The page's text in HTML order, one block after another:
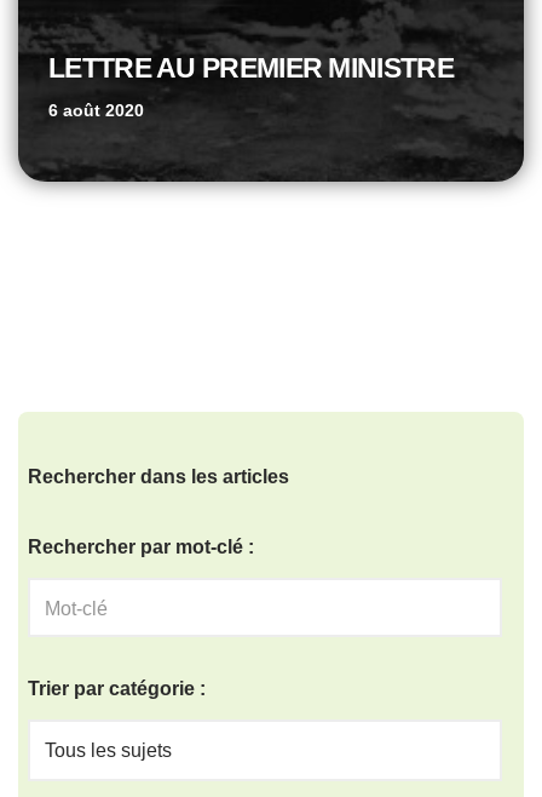
LETTRE AU PREMIER MINISTRE
6 août 2020
Rechercher dans les articles
Rechercher par mot-clé :
Trier par catégorie :